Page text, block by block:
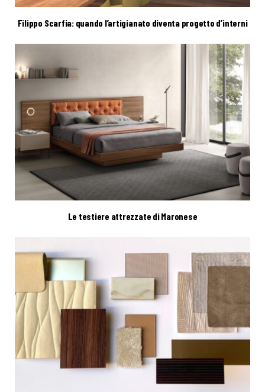
Filippo Scarfia: quando l’artigianato diventa progetto d’interni
Le testiere attrezzate di Maronese